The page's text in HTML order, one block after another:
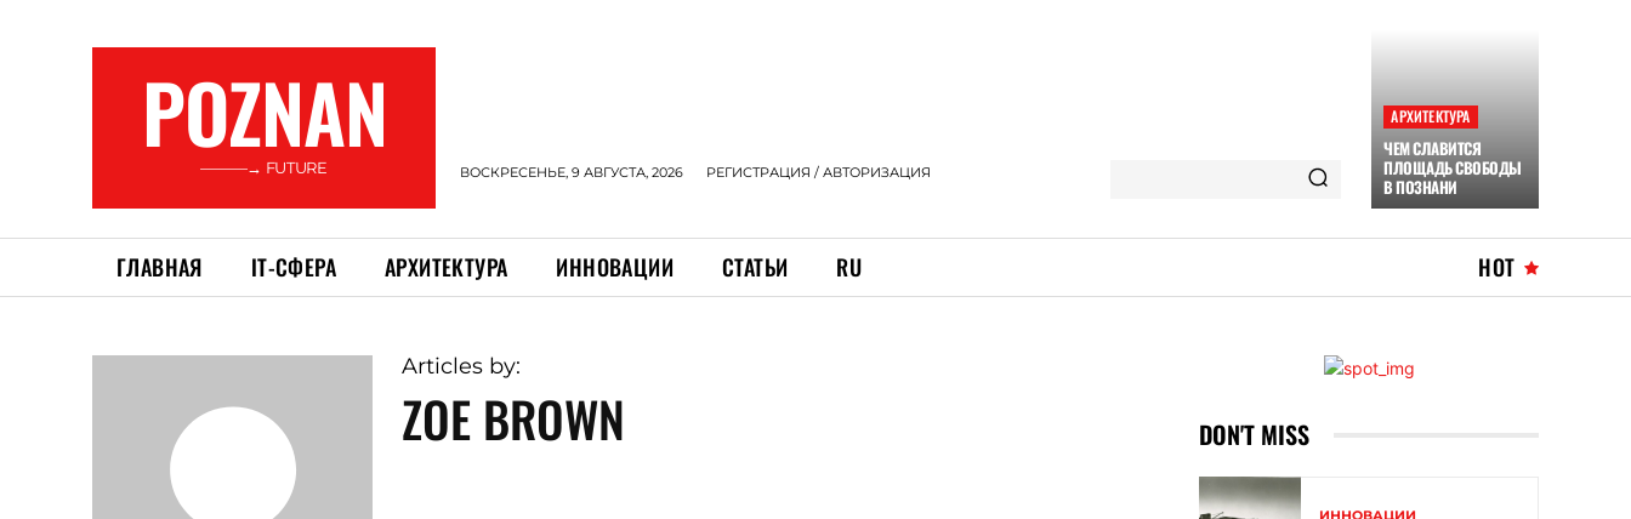
POZNAN
———→ FUTURE ВОСКРЕСЕНЬЕ, 9 АВГУСТА, 2026 РЕГИСТРАЦИЯ / АВТОРИЗАЦИЯ
АРХИТЕКТУРА
ЧЕМ СЛАВИТСЯ
ПЛОЩАДЬ СВОБОДЫ
В ПОЗНАНИ
ГЛАВНАЯ ІТ-СФЕРА АРХИТЕКТУРА ИННОВАЦИИ СТАТЬИ RU HOT
Articles by:
ZOE BROWN DON'T MISS